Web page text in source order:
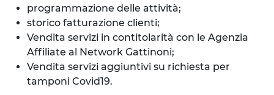
programmazione delle attività;
storico fatturazione clienti;
Vendita servizi in contitolarità con le Agenzia
Affiliate al Network Gattinoni;
Vendita servizi aggiuntivi su richiesta per
tamponi Covid19.